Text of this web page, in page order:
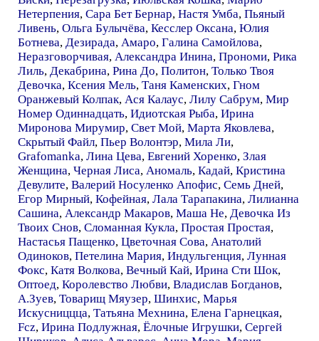
Нетерпения, Сара Бет Бернар, Настя Умба, Пьяный
Ливень, Ольга Булычёва, Кесслер Оксана, Юлия
Ботнева, Дезирада, Амаро, Галина Самойлова,
Неразговорчивая, Александра Инина, Прономи, Рика
Лиль, Декабрина, Рина До, Политон, Только Твоя
Девочка, Ксения Мель, Таня Каменских, Гном
Оранжевый Колпак, Ася Калаус, Лилу Сабрум, Мир
Номер Одиннадцать, Идиотская Рыба, Ирина
Миронова Мирумир, Свет Мой, Марта Яковлева,
Скрытый Файл, Пьер Волонтэр, Мила Ли,
Grafomanka, Лина Цева, Евгений Хоренко, Злая
Женщина, Черная Лиса, Аномаль, Кадай, Кристина
Девулите, Валерий Носуленко Апофис, Семь Дней,
Егор Мирный, Кофейная, Лала Тарапакина, Лилианна
Сашина, Александр Макаров, Маша Не, Девочка Из
Твоих Снов, Сломанная Кукла, Простая Простая,
Настасья Пащенко, Цветочная Сова, Анатолий
Одиноков, Петелина Мария, Индульгенция, Лунная
Фокс, Катя Волкова, Вечный Кай, Ирина Сти Шок,
Оптоед, Королевство Любви, Владислав Богданов,
А.Зуев, Товарищ Мяузер, Шинхис, Марья
Искусниццца, Татьяна Мехнина, Елена Гарнецкая,
Fcz, Ирина Подлужная, Ёлочные Игрушки, Сергей